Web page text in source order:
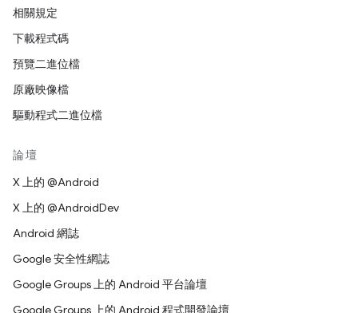
相關規定
下載程式碼
預覽二進位檔
原廠映像檔
驅動程式二進位檔
論壇
X 上的 @Android
X 上的 @AndroidDev
Android 網誌
Google 安全性網誌
Google Groups 上的 Android 平台論壇
Google Groups 上的 Android 程式開發論壇